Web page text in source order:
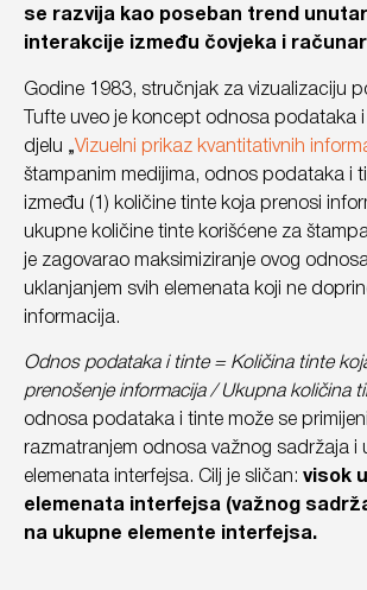
se razvija kao poseban trend
interakcije između čovjeka i
Godine 1983, stručnjak za vizualizaciju
Tufte uveo je koncept odnosa podataka
djelu „Vizuelni prikaz kvantitativnih
štampanim medijima, odnos podataka i
između (1) količine tinte koja prenosi
ukupne količine tinte korišćene za
je zagovarao maksimiziranje ovog
uklanjanjem svih elemenata koji ne
informacija.
Odnos podataka i tinte = Količina tinte
prenošenje informacija / Ukupna količina
odnosa podataka i tinte može se
razmatranjem odnosa važnog sadržaja i
elemenata interfejsa. Cilj je sličan: visok
elemenata interfejsa (važnog
na ukupne elemente interfejsa.